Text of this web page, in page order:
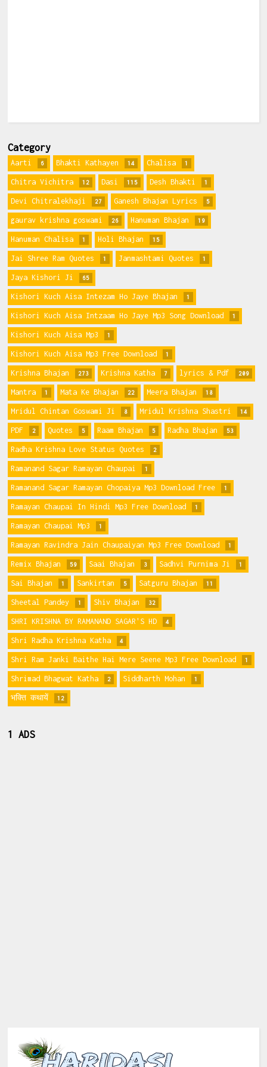
Category
Aarti 6 Bhakti Kathayen 14 Chalisa 1
Chitra Vichitra 12 Dasi 115 Desh Bhakti 1
Devi Chitralekhaji 27 Ganesh Bhajan Lyrics 5
gaurav krishna goswami 26 Hanuman Bhajan 19
Hanuman Chalisa 1 Holi Bhajan 15
Jai Shree Ram Quotes 1 Janmashtami Quotes 1
Jaya Kishori Ji 65
Kishori Kuch Aisa Intezam Ho Jaye Bhajan 1
Kishori Kuch Aisa Intzaam Ho Jaye Mp3 Song Download 1
Kishori Kuch Aisa Mp3 1
Kishori Kuch Aisa Mp3 Free Download 1
Krishna Bhajan 273 Krishna Katha 7 lyrics & Pdf 209
Mantra 1 Mata Ke Bhajan 22 Meera Bhajan 18
Mridul Chintan Goswami Ji 8 Mridul Krishna Shastri 14
PDF 2 Quotes 5 Raam Bhajan 5 Radha Bhajan 53
Radha Krishna Love Status Quotes 2
Ramanand Sagar Ramayan Chaupai 1
Ramanand Sagar Ramayan Chopaiya Mp3 Download Free 1
Ramayan Chaupai In Hindi Mp3 Free Download 1
Ramayan Chaupai Mp3 1
Ramayan Ravindra Jain Chaupaiyan Mp3 Free Download 1
Remix Bhajan 59 Saai Bhajan 3 Sadhvi Purnima Ji 1
Sai Bhajan 1 Sankirtan 5 Satguru Bhajan 11
Sheetal Pandey 1 Shiv Bhajan 32
SHRI KRISHNA BY RAMANAND SAGAR'S HD 4
Shri Radha Krishna Katha 4
Shri Ram Janki Baithe Hai Mere Seene Mp3 Free Download 1
Shrimad Bhagwat Katha 2 Siddharth Mohan 1
भक्ति कथायें 12
1 ADS